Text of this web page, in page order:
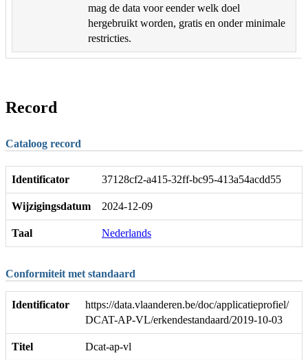
mag de data voor eender welk doel
hergebruikt worden, gratis en onder minimale
restricties.
Record
Cataloog record
Identificator 37128cf2-a415-32ff-bc95-413a54acdd55
Wijzigingsdatum 2024-12-09
Taal Nederlands
Conformiteit met standaard
Identificator
https://data.vlaanderen.be/doc/applicatieprofiel/
DCAT-AP-VL/erkendestandaard/2019-10-03
Titel Dcat-ap-vl